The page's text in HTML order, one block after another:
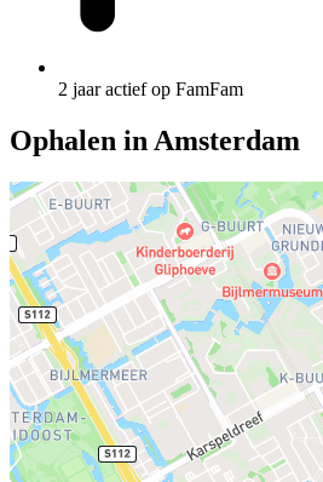
2 jaar actief op FamFam
Ophalen in Amsterdam